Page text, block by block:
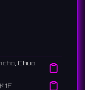
Chuo
1F